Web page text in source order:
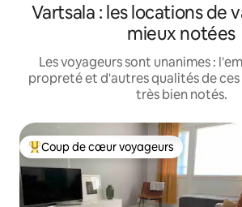
Vartsala : les locations de
mieux notées
Les voyageurs sont unanimes :
propreté et d'autres qualités de
très bien notés.
Coup de cœur voyageurs parmi les plus
Coup de cœur voyageurs